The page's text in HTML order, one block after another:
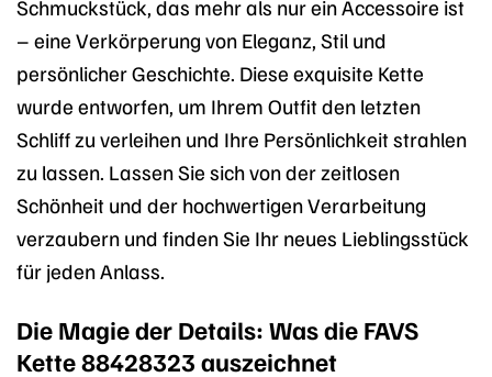
Schmuckstück, das mehr als nur ein Accessoire ist
– eine Verkörperung von Eleganz, Stil und
persönlicher Geschichte. Diese exquisite Kette
wurde entworfen, um Ihrem Outfit den letzten
Schliff zu verleihen und Ihre Persönlichkeit strahlen
zu lassen. Lassen Sie sich von der zeitlosen
Schönheit und der hochwertigen Verarbeitung
verzaubern und finden Sie Ihr neues Lieblingsstück
für jeden Anlass.
Die Magie der Details: Was die FAVS
Kette 88428323 auszeichnet